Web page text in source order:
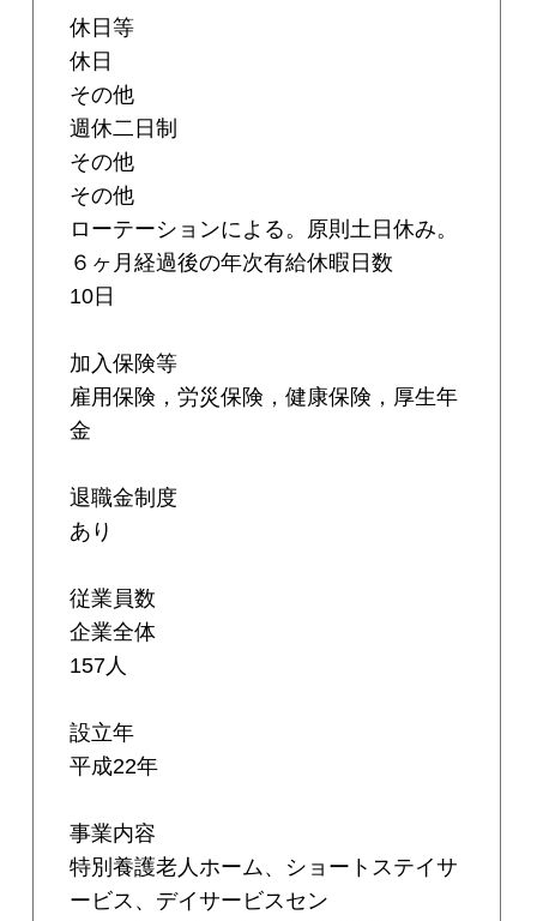
休日等
休日
その他
週休二日制
その他
その他
ローテーションによる。原則土日休み。
６ヶ月経過後の年次有給休暇日数
10日
加入保険等
雇用保険，労災保険，健康保険，厚生年
金
退職金制度
あり
従業員数
企業全体
157人
設立年
平成22年
事業内容
特別養護老人ホーム、ショートステイサ
ービス、デイサービスセン